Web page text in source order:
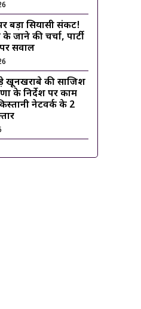
बड़ा सियासी संकट!
जाने की चर्चा, पार्टी
सवाल
खूनखराबे की साजिश
के निर्देश पर काम
नेटवर्क के 2